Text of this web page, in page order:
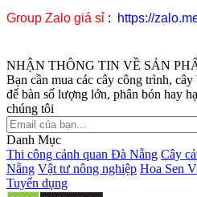
Group Zalo giá sỉ : https://
NHẬN THÔNG TIN VỀ SẢN
Bạn cần mua các cây công trình,
để bàn số lượng lớn, phân bón hay
chúng tôi
Danh Mục
Thi công cảnh quan Đà Nẵng Cây
Nẵng Vật tư nông nghiệp Hoa Sen
Tuyển dụng